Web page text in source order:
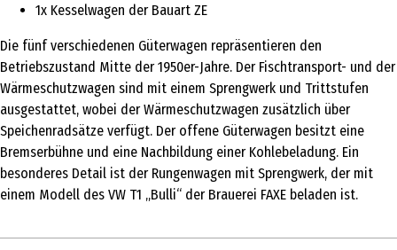
1x Kesselwagen der Bauart ZE
Die fünf verschiedenen Güterwagen repräsentieren den
Betriebszustand Mitte der 1950er-Jahre. Der Fischtransport- und der
Wärmeschutzwagen sind mit einem Sprengwerk und Trittstufen
ausgestattet, wobei der Wärmeschutzwagen zusätzlich über
Speichenradsätze verfügt. Der offene Güterwagen besitzt eine
Bremserbühne und eine Nachbildung einer Kohlebeladung. Ein
besonderes Detail ist der Rungenwagen mit Sprengwerk, der mit
einem Modell des VW T1 „Bulli“ der Brauerei FAXE beladen ist.